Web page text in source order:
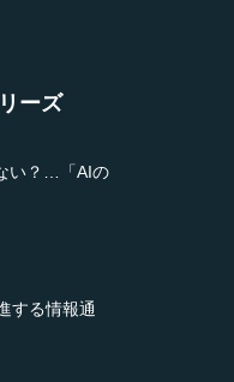
ーズ
い？…「AIの
する情報通